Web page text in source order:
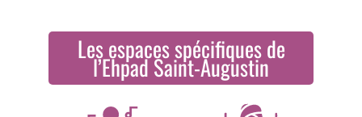
Les espaces spécifiques de
l’Ehpad Saint-Augustin